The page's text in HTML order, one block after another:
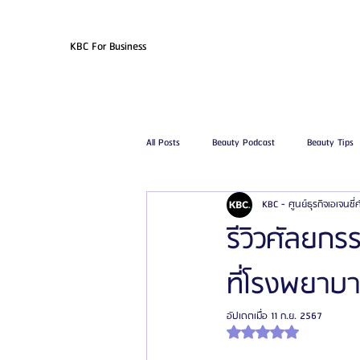
KBC For Business
All Posts Beauty Podcast Beauty Tips
รีวิวศัลยกรรมฉีดไขมัน รีวิวศัลยกรรมดู
โรงพยาบาลศัลยกรรมเฟรช โรงพยาบ
รีวิวศัลยกรรมผู้ชาย โรงพยาบาลศัลยกร
รีวิวศัลยกร
ที่โรงพยาบ
KBC - ศูนย์ธุรกิจเอเจน
อัปเดตเมื่อ 11 ก.ย. 2567
ได้รับ NaN เต็ม 5 ดาว